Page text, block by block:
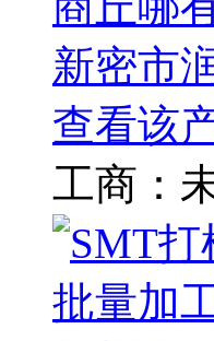
新密市
查看该
工商：